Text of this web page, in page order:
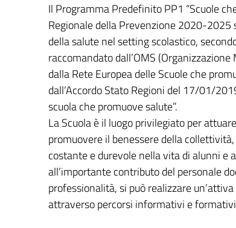
Il Programma Predefinito PP1 “Scuole
Regionale della Prevenzione 2020-
della salute nel setting scolastico,
raccomandato dall’OMS
dalla Rete Europea delle Scuole che
dall’Accordo Stato Regioni del 17/01/
scuola che promuove salute”.
La Scuola è il luogo privilegiato per
promuovere il benessere della
costante e durevole nella vita di alunni e
all’importante contributo del personale
professionalità, si può realizzare
attraverso percorsi informativi e